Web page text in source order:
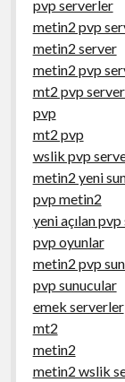
pvp serverler
metin2 pvp
metin2 server
metin2 pvp
mt2 pvp
pvp
mt2 pvp
wslik pvp
metin2 yeni
pvp metin2
yeni açılan
pvp oyunlar
metin2 pvp
pvp sunucular
emek serverler
mt2
metin2
metin2 wslik